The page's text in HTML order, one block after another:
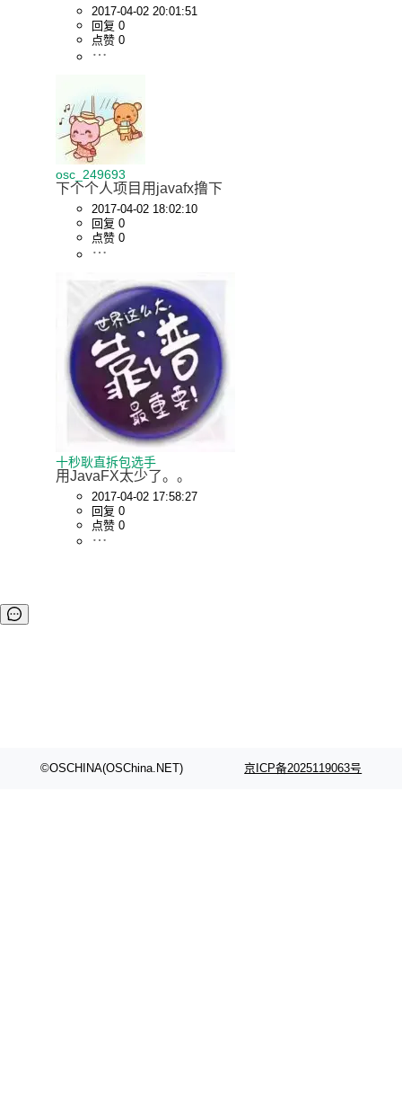
2017-04-02 20:01:51
回复 0
点赞 0
osc_249693
下个个人项目用javafx撸下
2017-04-02 18:02:10
回复 0
点赞 0
十秒耿直拆包选手
用JavaFX太少了。。
2017-04-02 17:58:27
回复 0
点赞 0
©OSCHINA(OSChina.NET) 京ICP备2025119063号